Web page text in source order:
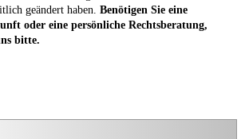
geändert haben. Benötigen Sie eine
oder eine persönliche Rechtsberatung,
bitte.